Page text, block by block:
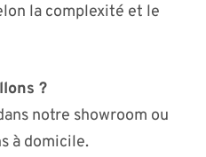
la complexité et le
?
notre showroom ou
à domicile.